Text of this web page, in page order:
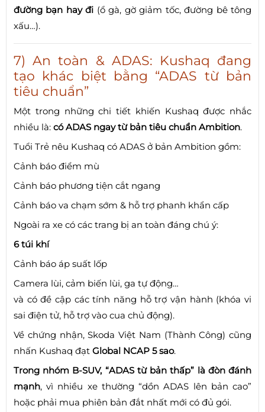
đường bạn hay đi (ổ gà, gờ giảm tốc, đường bê tông
xấu…).
7) An toàn & ADAS: Kushaq đang
tạo khác biệt bằng “ADAS từ bản
tiêu chuẩn”
Một trong những chi tiết khiến Kushaq được nhắc
nhiều là: có ADAS ngay từ bản tiêu chuẩn Ambition.
Tuổi Trẻ nêu Kushaq có ADAS ở bản Ambition gồm:
Cảnh báo điểm mù
Cảnh báo phương tiện cắt ngang
Cảnh báo va chạm sớm & hỗ trợ phanh khẩn cấp
Ngoài ra xe có các trang bị an toàn đáng chú ý:
6 túi khí
Cảnh báo áp suất lốp
Camera lùi, cảm biến lùi, ga tự động…
và có đề cập các tính năng hỗ trợ vận hành (khóa vi
sai điện tử, hỗ trợ vào cua chủ động).
Về chứng nhận, Skoda Việt Nam (Thành Công) cũng
nhấn Kushaq đạt Global NCAP 5 sao.
Trong nhóm B-SUV, “ADAS từ bản thấp” là đòn đánh
mạnh, vì nhiều xe thường “dồn ADAS lên bản cao”
hoặc phải mua phiên bản đắt nhất mới có đủ gói.